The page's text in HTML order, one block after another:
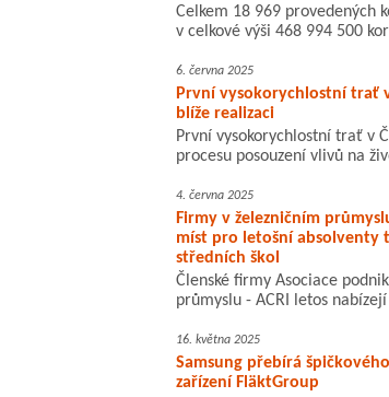
Celkem 18 969 provedených
v celkové výši 468 994 500
6. června 2025
První vysokorychlostní trať
blíže realizaci
První vysokorychlostní trať v
procesu posouzení vlivů na
4. června 2025
Firmy v železničním
míst pro letošní absolventy
středních škol
Členské firmy Asociace
průmyslu - ACRI letos
16. května 2025
Samsung přebírá
zařízení FläktGroup